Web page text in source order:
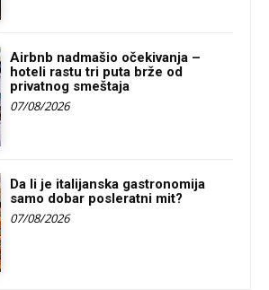
Airbnb nadmašio očekivanja –
hoteli rastu tri puta brže od
privatnog smeštaja
07/08/2026
Da li je italijanska gastronomija
samo dobar posleratni mit?
07/08/2026